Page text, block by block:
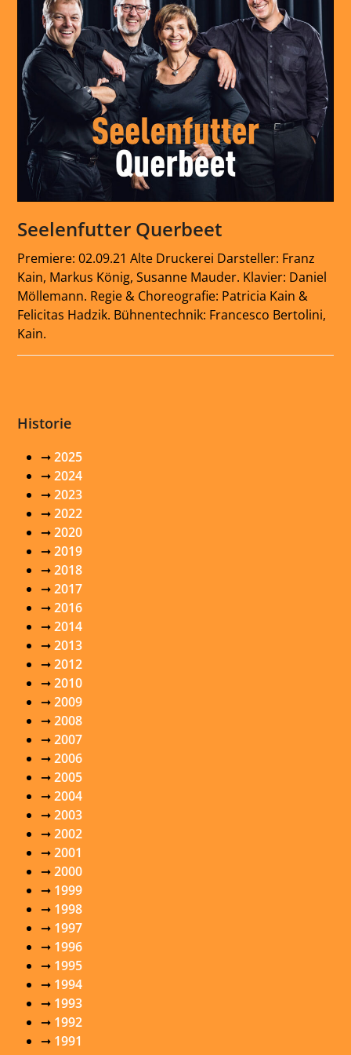
Seelenfutter Querbeet
Premiere: 02.09.21 Alte Druckerei Darsteller: Franz
Kain, Markus König, Susanne Mauder. Klavier: Daniel
Möllemann. Regie & Choreografie: Patricia Kain &
Felicitas Hadzik. Bühnentechnik: Francesco Bertolini,
Kain.
Historie
➞2025
➞2024
➞2023
➞2022
➞2020
➞2019
➞2018
➞2017
➞2016
➞2014
➞2013
➞2012
➞2010
➞2009
➞2008
➞2007
➞2006
➞2005
➞2004
➞2003
➞2002
➞2001
➞2000
➞ 1999
➞ 1998
➞ 1997
➞ 1996
➞ 1995
➞ 1994
➞ 1993
➞ 1992
➞ 1991